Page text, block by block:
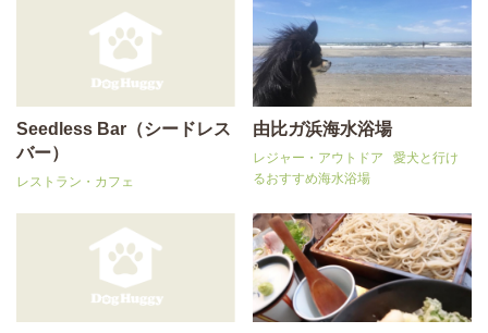
Seedless Bar（シードレス
バー）
レストラン・カフェ
由比ガ浜海水浴場
レジャー・アウトドア
愛犬と行け
るおすすめ海水浴場